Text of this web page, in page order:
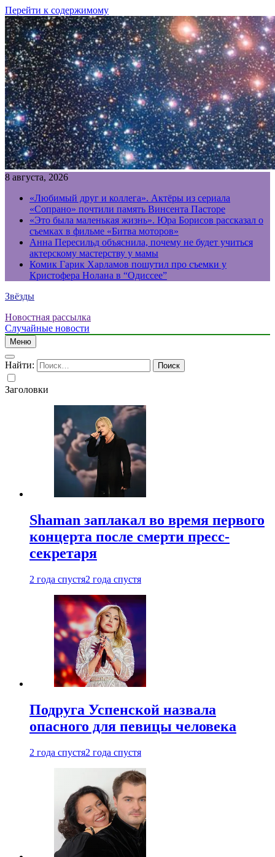
Перейти к содержимому
8 августа, 2026
«Любимый друг и коллега». Актёры из сериала
«Сопрано» почтили память Винсента Пасторе
«Это была маленькая жизнь». Юра Борисов рассказал о
съемках в фильме «Битва моторов»
Анна Пересильд объяснила, почему не будет учиться
актерскому мастерству у мамы
Комик Гарик Харламов пошутил про съемки у
Кристофера Нолана в “Одиссее”
Звёзды
Новостная рассылка
Случайные новости
Меню
Найти:
Заголовки
Shaman заплакал во время первого
концерта после смерти пресс-
секретаря
2 года спустя2 года спустя
Подруга Успенской назвала
опасного для певицы человека
2 года спустя2 года спустя